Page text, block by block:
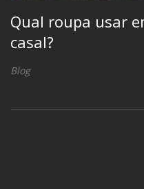
Qual roupa usar
casal?
Blog